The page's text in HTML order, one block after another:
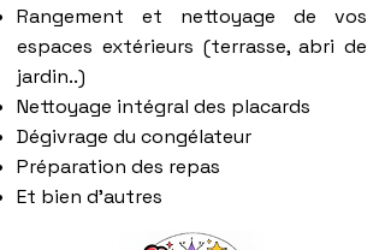
Rangement et nettoyage de vos
espaces extérieurs (terrasse, abri de
jardin..)
Nettoyage intégral des placards
Dégivrage du congélateur
Préparation des repas
Et bien d'autres